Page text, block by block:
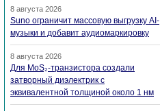
8 августа 2026
Suno ограничит массовую выгрузку AI-
музыки и добавит аудиомаркировку
8 августа 2026
Для MoS₂-транзистора создали
затворный диэлектрик с
эквивалентной толщиной около 1 нм